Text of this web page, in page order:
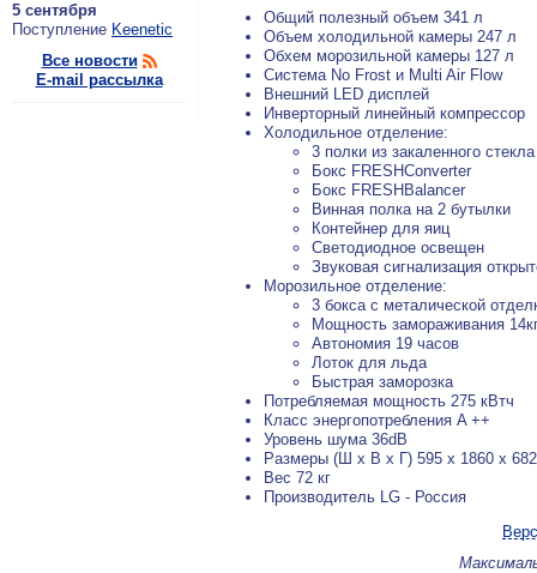
5 сентября
По­ступ­ле­ние Keenetic
Все новости
E-mail рассылка
Общий полезный объем 341 л
Объем холодильной камеры 247 л
Обхем морозильной камеры 127 л
Система No Frost и Multi Air Flow
Внешний LED дисплей
Инверторный линейный компрессор
Холодильное отделение:
3 полки из закаленного
Бокс FRESHConverter
Бокс FRESHBalancer
Винная полка на 2 бутылки
Контейнер для яиц
Светодиодное освещен
Звуковая сигнализация
Морозильное отделение:
3 бокса с металической
Мощность замораживания
Автономия 19 часов
Лоток для льда
Быстрая заморозка
Потребляемая мощность 275 кВтч
Класс энергопотребления A ++
Уровень шума 36dB
Размеры (Ш х В х Г) 595 х 1860 х
Вес 72 кг
Производитель LG - Россия